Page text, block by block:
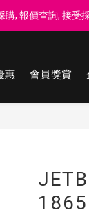
Towel 吸汗
, 報價查詢, 接受
Towel 吸汗
惠 會員獎賞